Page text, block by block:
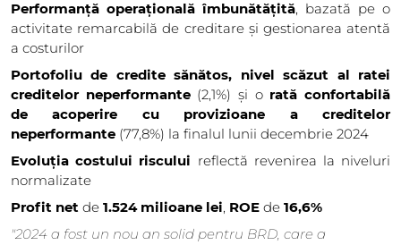
Performanță operațională îmbunătățită, bazată pe o
activitate remarcabilă de creditare și gestionarea atentă
a costurilor
Portofoliu de credite sănătos, nivel scăzut al ratei
creditelor neperformante(2,1%) și o rată confortabilă
de acoperire cu provizioane a creditelor
neperformante (77,8%) la finalul lunii decembrie 2024
Evoluția costului riscului reflectă revenirea la niveluri
normalizate
Profit net de 1.524 milioane lei, ROE de 16,6%
"2024 a fost un nou an solid pentru BRD, care a